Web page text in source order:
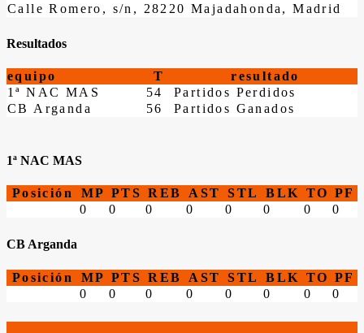
Calle Romero, s/n, 28220 Majadahonda, Madrid
Resultados
equipo T
resultado
1ª NAC MAS
54
Partidos Perdidos
CB Arganda
56 Partidos Ganados
1ª NAC MAS
Posición MP PTS REB AST STL BLK TO PF
0
0 0 0 0 0 0 0
CB Arganda
Posición MP PTS REB AST STL BLK TO PF
0
0 0 0 0 0 0 0